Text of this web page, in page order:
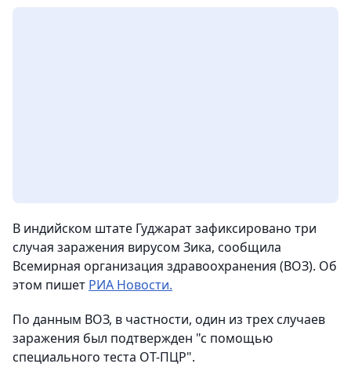
В индийском штате Гуджарат зафиксировано три
случая заражения вирусом Зика, сообщила
Всемирная организация здравоохранения (ВОЗ). Об
этом пишет РИА Новости.
По данным ВОЗ, в частности, один из трех случаев
заражения был подтвержден "с помощью
специального теста ОТ-ПЦР".